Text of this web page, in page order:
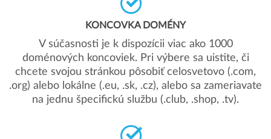
KONCOVKA DOMÉNY
V súčasnosti je k dispozícii viac ako 1000
doménových koncoviek. Pri výbere sa uistite, či
chcete svojou stránkou pôsobiť celosvetovo (.com,
.org) alebo lokálne (.eu, .sk, .cz), alebo sa zameriavate
na jednu špecifickú službu (.club, .shop, .tv).